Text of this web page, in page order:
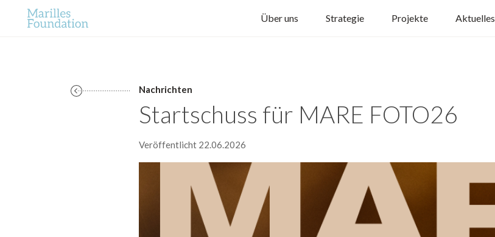
Über uns Strategie Projekte Aktuelles
Nachrichten
Startschuss für MARE FOTO26
Veröffentlicht 22.06.2026